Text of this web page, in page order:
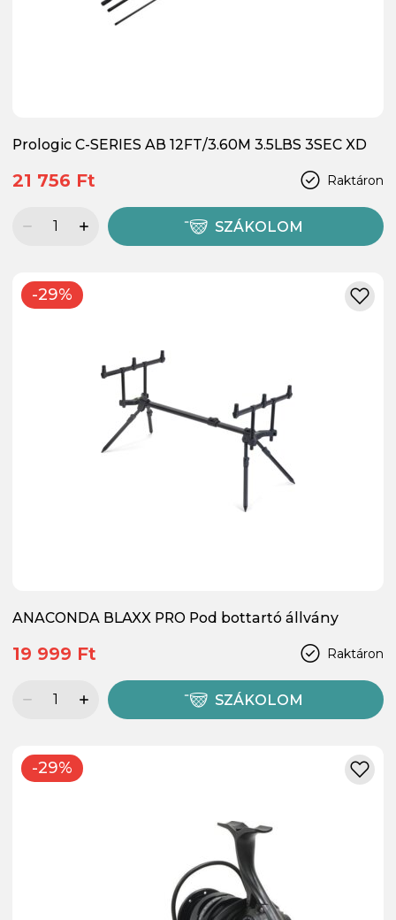
Prologic C-SERIES AB 12FT/3.60M 3.5LBS 3SEC XD
Raktáron
21 756 Ft
SZÁKOLOM
-29%
ANACONDA BLAXX PRO Pod bottartó állvány
Raktáron
19 999 Ft
SZÁKOLOM
-29%